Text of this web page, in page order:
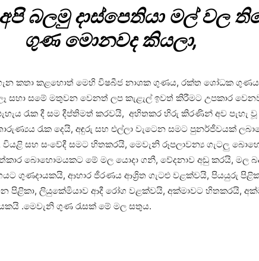
බලමු දාස්පෙතියා මල් වල
ගුණ මොනවද කියලා,
කතා කළහොත් මෙහි විෂබීජ නාශක ගුණය, රක්ත ශෝධක ගුණය,
සමේ මතුවන වෙනත් ලප කැළැල් ඉවත් කිරීමට උපකාර
රැක දී සම දීප්තිමත් කරවයි, අහිතකර හිරු කිරණින් අව පැහැ වූ
රැක දෙයි, අඳුරු සහ එල්ලා වැටෙන සමට පුනර්ජීවයක්
වියළි සහ සංවේදී සමට හිතකරයි, මෙවැනි රූපලාවන්‍ය ගැටලු
බොහොමයකට මේ මල යොදා ගනී, වේදනාව අඩු කරයි, මල
ගුණදායකයි, ආහාර ජීරණය ආශ්‍රිත ගැටළු වළක්වයි, පියයුරු
පිළිකා, ලියුකේමියාව ආදී රෝග වළක්වයි, අක්මාවට හිතකරයි,
.මෙවැනි ගුණ රැසක් මේ මල සතුය.